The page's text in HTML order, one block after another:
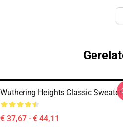
Wuthering Heights Classic Sweater
€ 37,67 - € 44,11
-